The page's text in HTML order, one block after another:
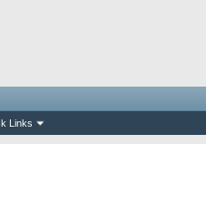
Links